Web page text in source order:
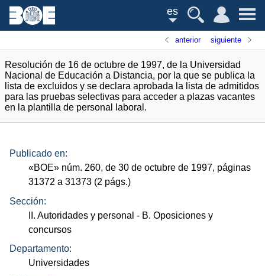
es
anterior siguiente
Resolución de 16 de octubre de 1997, de la Universidad
Nacional de Educación a Distancia, por la que se publica la
lista de excluidos y se declara aprobada la lista de admitidos
para las pruebas selectivas para acceder a plazas vacantes
en la plantilla de personal laboral.
Publicado en:
«BOE» núm. 260, de 30 de octubre de 1997, páginas
31372 a 31373 (2 págs.)
Sección:
II. Autoridades y personal - B. Oposiciones y
concursos
Departamento:
Universidades